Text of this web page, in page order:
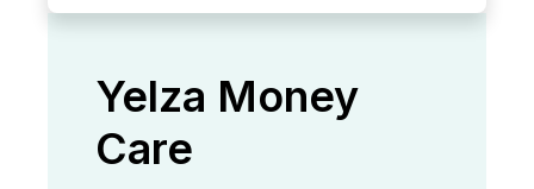
Yelza Money
Care